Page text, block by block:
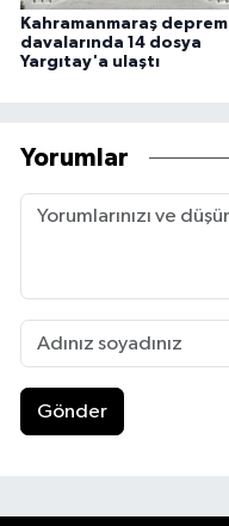
Kahramanmaraş deprem
davalarında 14 dosya
Yargıtay'a ulaştı
Yorumlar
Gönder